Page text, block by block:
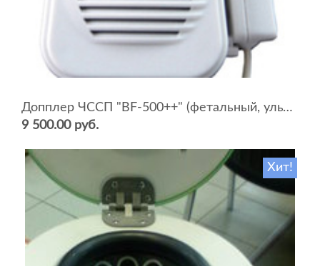
Допплер ЧССП "BF-500++" (фетальный, ультразвуковой)
9 500.00 руб.
Хит!